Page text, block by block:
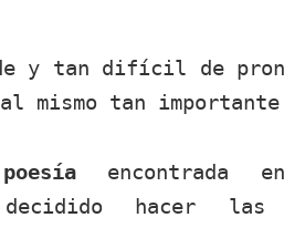
y tan difícil de
mismo tan
poesía encontrada
hacer las